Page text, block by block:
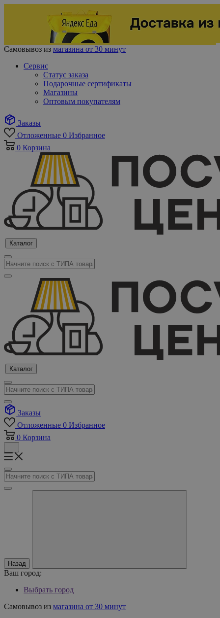
Самовывоз из магазина от 30 минут
Сервис
Статус заказа
Подарочные сертификаты
Магазины
Оптовым покупателям
Заказы
Отложенные 0 Избранное
0 Корзина
Каталог
Каталог
Заказы
Отложенные 0 Избранное
0 Корзина
Назад
Ваш город:
Выбрать город
Самовывоз из магазина от 30 минут